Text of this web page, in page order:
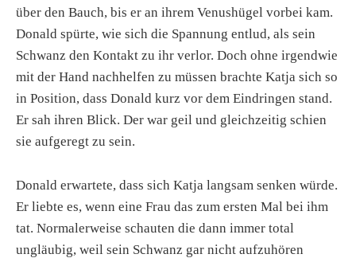
über den Bauch, bis er an ihrem Venushügel vorbei kam.
Donald spürte, wie sich die Spannung entlud, als sein
Schwanz den Kontakt zu ihr verlor. Doch ohne irgendwie
mit der Hand nachhelfen zu müssen brachte Katja sich so
in Position, dass Donald kurz vor dem Eindringen stand.
Er sah ihren Blick. Der war geil und gleichzeitig schien
sie aufgeregt zu sein.
Donald erwartete, dass sich Katja langsam senken würde.
Er liebte es, wenn eine Frau das zum ersten Mal bei ihm
tat. Normalerweise schauten die dann immer total
ungläubig, weil sein Schwanz gar nicht aufzuhören